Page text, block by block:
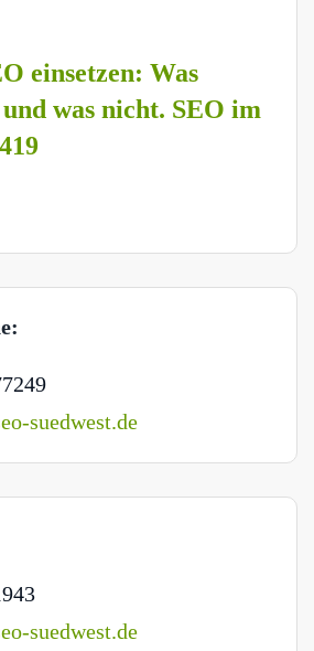
einsetzen: Was
was nicht. SEO im
suedwest.de
suedwest.de